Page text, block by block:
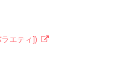
エティ])